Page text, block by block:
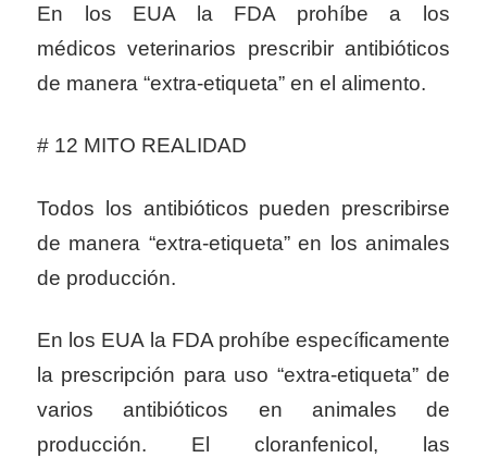
En los EUA la FDA prohíbe a los
médicos veterinarios prescribir antibióticos
de manera “extra-etiqueta” en el alimento.
# 12 MITO REALIDAD
Todos los antibióticos pueden prescribirse
de manera “extra-etiqueta” en los animales
de producción.
En los EUA la FDA prohíbe específicamente
la prescripción para uso “extra-etiqueta” de
varios antibióticos en animales de
producción. El cloranfenicol, las